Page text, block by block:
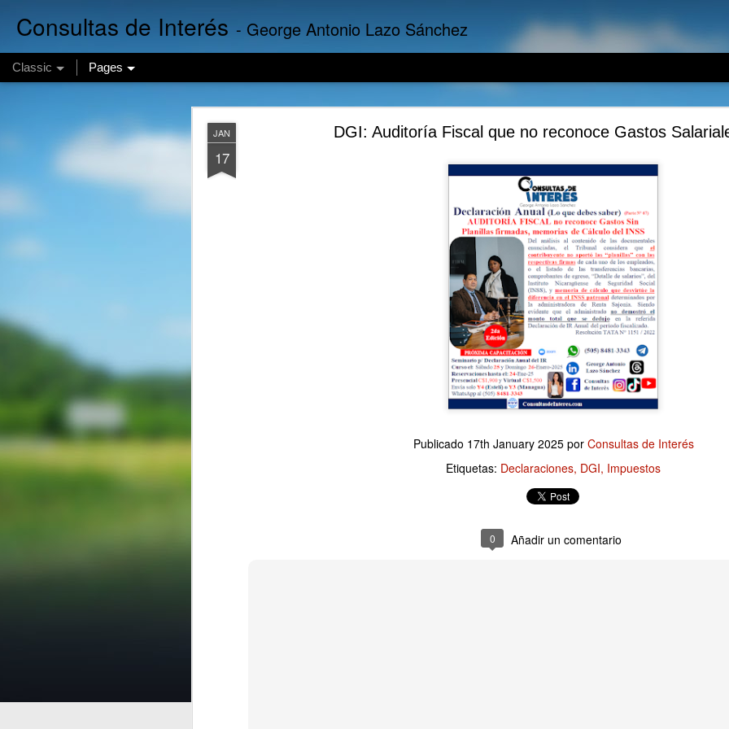
JAN
17
DGI: Auditoría Fiscal que no reconoce Gastos
Publicado 17th January 2025por Consultas de Interés
Etiquetas: Declaraciones DGI Impuestos
0 Añadir un comentario
Consultas de Interés - George Antonio Lazo Sánchez
Classic Pages
AUG Finanzas Empresariales: Los Activos ponen dinero en tu
Publicado13 hours agopor
Consultas de Interés
Etiquetas:
Finanzas Empresariales
0 Añadir un comentario